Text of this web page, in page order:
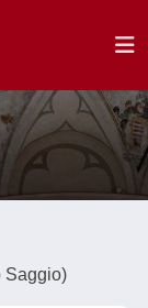
Saggio)